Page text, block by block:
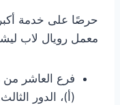
حرصًا على خدمة
معمل رويال لاب
فرع العاشر
(أ)، الدور